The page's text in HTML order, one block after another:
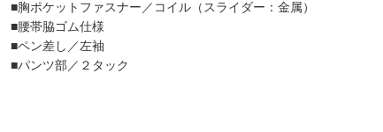
■胸ポケットファスナー／コイル（スライダー：金属）
■腰帯脇ゴム仕様
■ペン差し／左袖
■パンツ部／２タック